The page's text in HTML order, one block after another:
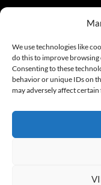
We use technologies like
do this to improve browsing
Consenting to these
behavior or unique IDs on
may adversely affect